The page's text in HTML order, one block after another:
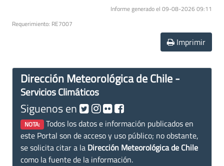
Informe generado el 09-08-2026 09:11
Requerimiento: RE7007
Imprimir
Dirección Meteorológica de Chile -
Servicios Climáticos
Siguenos en
NOTA: Todos los datos e información publicados en
este Portal son de acceso y uso público; no obstante,
se solicita citar a la Dirección Meteorológica de Chile
como la fuente de la información.